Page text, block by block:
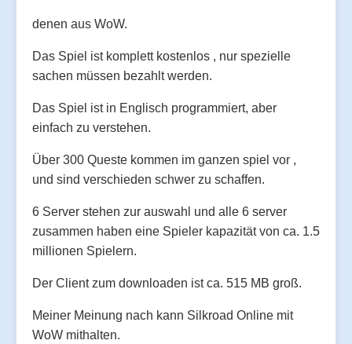
denen aus WoW.
Das Spiel ist komplett kostenlos , nur spezielle
sachen müssen bezahlt werden.
Das Spiel ist in Englisch programmiert, aber
einfach zu verstehen.
Über 300 Queste kommen im ganzen spiel vor ,
und sind verschieden schwer zu schaffen.
6 Server stehen zur auswahl und alle 6 server
zusammen haben eine Spieler kapazität von ca. 1.5
millionen Spielern.
Der Client zum downloaden ist ca. 515 MB groß.
Meiner Meinung nach kann Silkroad Online mit
WoW mithalten.